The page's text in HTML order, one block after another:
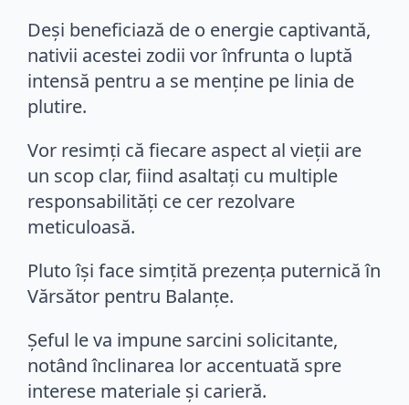
Deși beneficiază de o energie captivantă,
nativii acestei zodii vor înfrunta o luptă
intensă pentru a se menține pe linia de
plutire.
Vor resimți că fiecare aspect al vieții are
un scop clar, fiind asaltați cu multiple
responsabilități ce cer rezolvare
meticuloasă.
Pluto își face simțită prezența puternică în
Vărsător pentru Balanțe.
Șeful le va impune sarcini solicitante,
notând înclinarea lor accentuată spre
interese materiale și carieră.